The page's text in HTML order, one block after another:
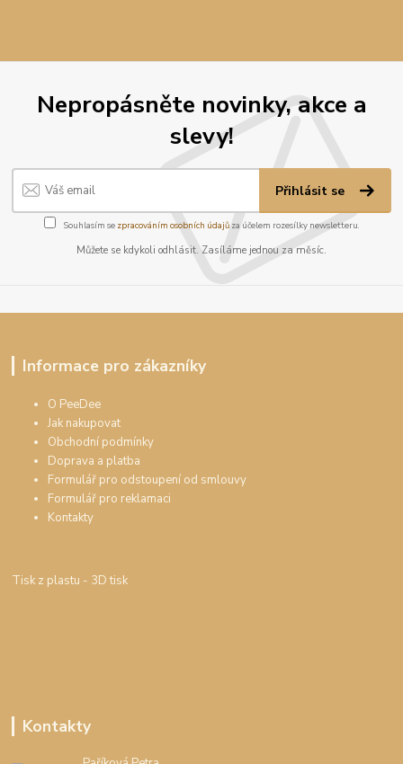
Nepropásněte novinky, akce a
slevy!
Přihlásit se
Souhlasím se zpracováním osobních údajůza účelem rozesílky newsletteru.
Můžete se kdykoli odhlásit. Zasíláme jednou za měsíc.
Informace pro zákazníky
O PeeDee
Jak nakupovat
Obchodní podmínky
Doprava a platba
Formulář pro odstoupení od smlouvy
Formulář pro reklamaci
Kontakty
Tisk z plastu - 3D tisk
Kontakty